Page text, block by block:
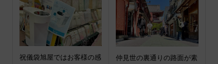
祝儀袋旭屋ではお客様の感
仲見世の裏通りの路面が素